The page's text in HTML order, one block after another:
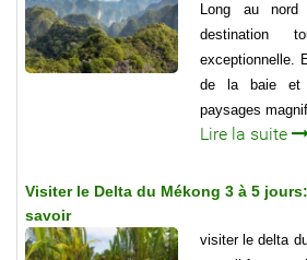
Long au
destination
exceptionnelle.
de la baie et
paysages
Lire la suite
Visiter le Delta du Mékong 3 à 5
savoir
visiter le delta